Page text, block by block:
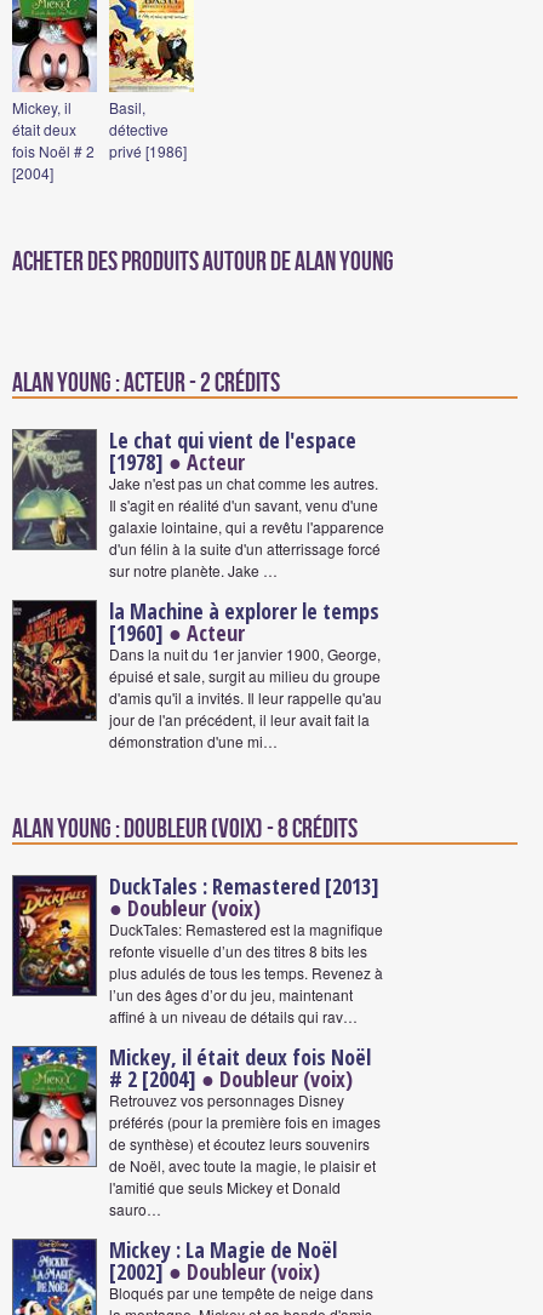
Mickey, il
était deux
fois Noël # 2
[2004]
Basil,
détective
privé [1986]
Acheter des produits autour de Alan Young
Alan Young : Acteur - 2 crédits
Le chat qui vient de l'espace
[1978] ● Acteur
Jake n'est pas un chat comme les autres.
Il s'agit en réalité d'un savant, venu d'une
galaxie lointaine, qui a revêtu l'apparence
d'un félin à la suite d'un atterrissage forcé
sur notre planète. Jake …
la Machine à explorer le temps
[1960] ● Acteur
Dans la nuit du 1er janvier 1900, George,
épuisé et sale, surgit au milieu du groupe
d'amis qu'il a invités. Il leur rappelle qu'au
jour de l'an précédent, il leur avait fait la
démonstration d'une mi…
Alan Young : Doubleur (voix) - 8 crédits
DuckTales : Remastered [2013]
● Doubleur (voix)
DuckTales: Remastered est la magnifique
refonte visuelle d’un des titres 8 bits les
plus adulés de tous les temps. Revenez à
l’un des âges d’or du jeu, maintenant
affiné à un niveau de détails qui rav…
Mickey, il était deux fois Noël
# 2 [2004] ● Doubleur (voix)
Retrouvez vos personnages Disney
préférés (pour la première fois en images
de synthèse) et écoutez leurs souvenirs
de Noël, avec toute la magie, le plaisir et
l'amitié que seuls Mickey et Donald
sauro…
Mickey : La Magie de Noël
[2002]● Doubleur (voix)
Bloqués par une tempête de neige dans